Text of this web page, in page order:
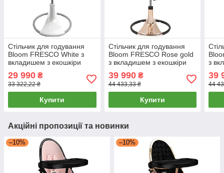
Стільчик для годування
Bloom FRESCO White з
вкладишем з екошкіри
29 990 ₴
33 322,22 ₴
Купити
Стільчик для годування
Bloom FRESCO Rose gold
з вкладишем з екошкіри
39 990₴
44 433,33 ₴
Купити
з
39
44
Акційні пропозиції та новинки
–10% –10%